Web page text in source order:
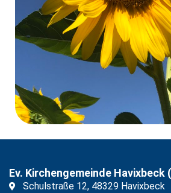
Ev. Kirchengemeinde Havixbeck
Schulstraße 12, 48329 Havixbeck